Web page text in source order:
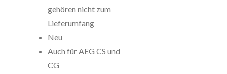
gehören nicht zum
Lieferumfang
Neu
Auch für AEG CS und
CG